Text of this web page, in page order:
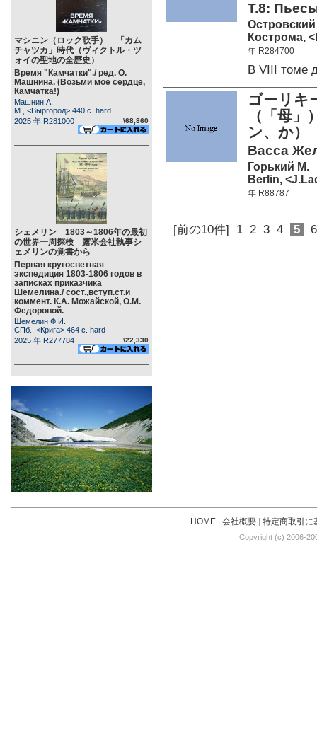
マシニン（ロック歌手） 「カム
チャツカ」時代（ヴィクトル・ツ
ォイの聖地の全歴史）
Время "Камчатки"./ ред. О.
Машнина. (Возьми мое сердце,
Камчатка!)
Машнин А.
М., <Выргород> 440 c. hard
2025 年 R281000
\68,860
シェメリン 1803～1806年の最初
の世界一周探検 露米会社執事シ
ェメリンの覚書から
Первая кругосветная
экспедиция 1803-1806 годов в
записках приказчика
Шемелина./ сост.,вступ.ст.и
коммент. К.А. Можайской, О.М.
Федоровой.
Шемелин Ф.И.
СПб., <Крига> 464 c. hard
2025 年 R277784
\22,330
Т.8:
Кострома,
年 R284700
В VIII томе
ゴーリキ
（「母
ン、か）
Васса
Горький М.
Berlin,
年 R88787
[前の10件] 1 2 3 4 5 6
HOME| 会社概要| 特定商取引に
Copyright (c) 2006-